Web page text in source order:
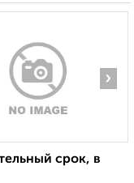
›
срок, в